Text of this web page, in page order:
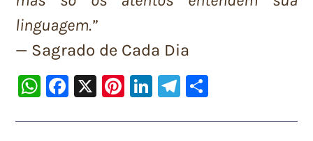
linguagem.”
— Sagrado de Cada Dia
WhatsApp
Facebook
X Pinterest
LinkedIn
Telegram